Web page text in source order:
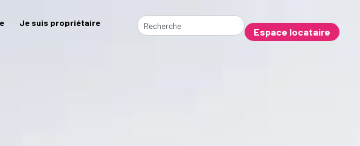
Je suis propriétaire
Espace locataire